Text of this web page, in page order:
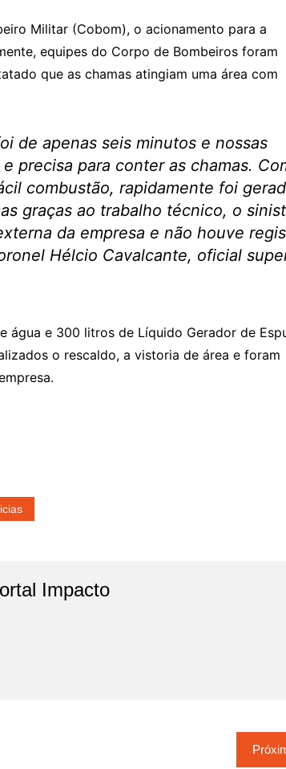
Militar (Cobom), o acionamento para a
equipes do Corpo de Bombeiros foram
que as chamas atingiam uma área com
de apenas seis minutos e nossas
precisa para conter as chamas.
combustão, rapidamente foi
graças ao trabalho técnico, o
da empresa e não houve
Hélcio Cavalcante, oficial
água e 300 litros de Líquido Gerador de
o rescaldo, a vistoria de área e foram
Impacto